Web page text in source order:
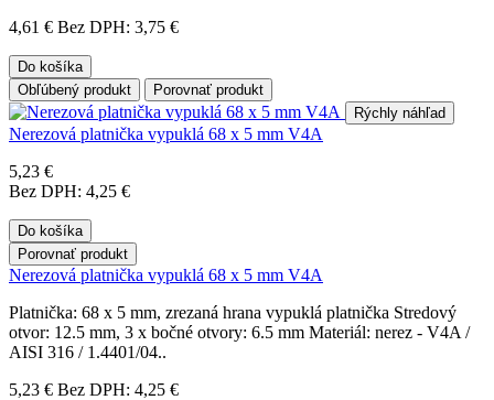
4,61 € Bez DPH: 3,75 €
Do košíka
Obľúbený produkt
Porovnať produkt
Rýchly náhľad
Nerezová platnička vypuklá 68 x 5 mm V4A
5,23 €
Bez DPH: 4,25 €
Do košíka
Porovnať produkt
Nerezová platnička vypuklá 68 x 5 mm V4A
Platnička: 68 x 5 mm, zrezaná hrana vypuklá platnička Stredový
otvor: 12.5 mm, 3 x bočné otvory: 6.5 mm Materiál: nerez - V4A /
AISI 316 / 1.4401/04..
5,23 € Bez DPH: 4,25 €